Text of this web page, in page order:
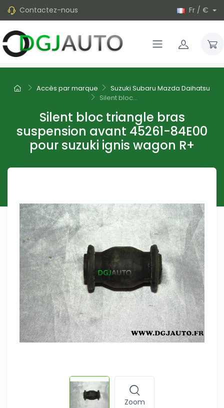
Contactez-nous Fr / €
Accès par marque
Suzuki Subaru Mazda Daihatsu
Silent bloc...
Silent bloc triangle bras
suspension avant 45261-84E00
pour suzuki ignis wagon R+
Zoom